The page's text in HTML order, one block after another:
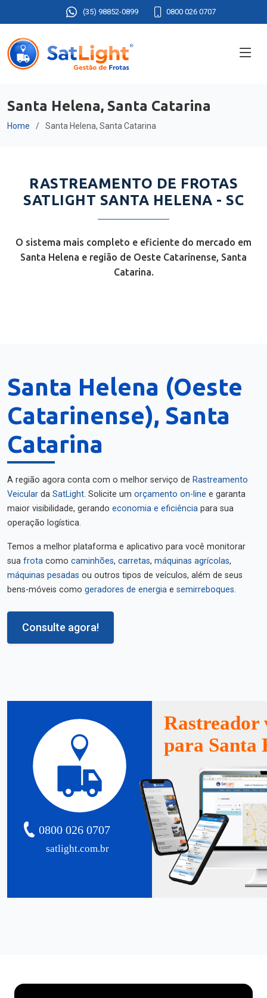
(35) 98852-0899 0800 026 0707
Santa Helena, Santa Catarina
Home Santa Helena, Santa Catarina
RASTREAMENTO DE FROTAS
SATLIGHT SANTA HELENA - SC
O sistema mais completo e eficiente do mercado em
Santa Helena e região de Oeste Catarinense, Santa
Catarina.
Santa Helena (Oeste
Catarinense), Santa
Catarina
A região agora conta com o melhor serviço de Rastreamento
Veicular da SatLight. Solicite um orçamento on-line e garanta
maior visibilidade, gerando economia e eficiência para sua
operação logística.
Temos a melhor plataforma e aplicativo para você monitorar
sua frota como caminhões, carretas, máquinas agrícolas,
máquinas pesadas ou outros tipos de veículos, além de seus
bens-móveis como geradores de energia e semirreboques.
Consulte agora!
satlight.com.br
0800 026 0707
Rastreador
para Santa